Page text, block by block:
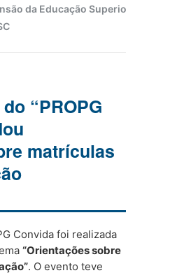
“PROPG
matrículas
Convida foi realizada
“Orientações sobre
. O evento teve